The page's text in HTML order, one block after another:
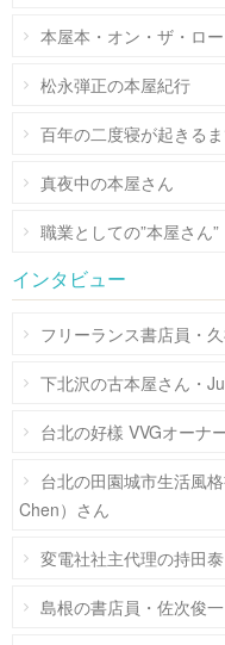
本屋本・オン・ザ・ロ
松永弾正の本屋紀行
百年の二度寝が起きる
真夜中の本屋さん
職業としての”本屋さん”
インタビュー
フリーランス書店員・
下北沢の古本屋さん・
台北の好樣 VVGオーナ
台北の田園城市生活風
Chen）さん
変電社社主代理の持田泰
島根の書店員・佐次俊一